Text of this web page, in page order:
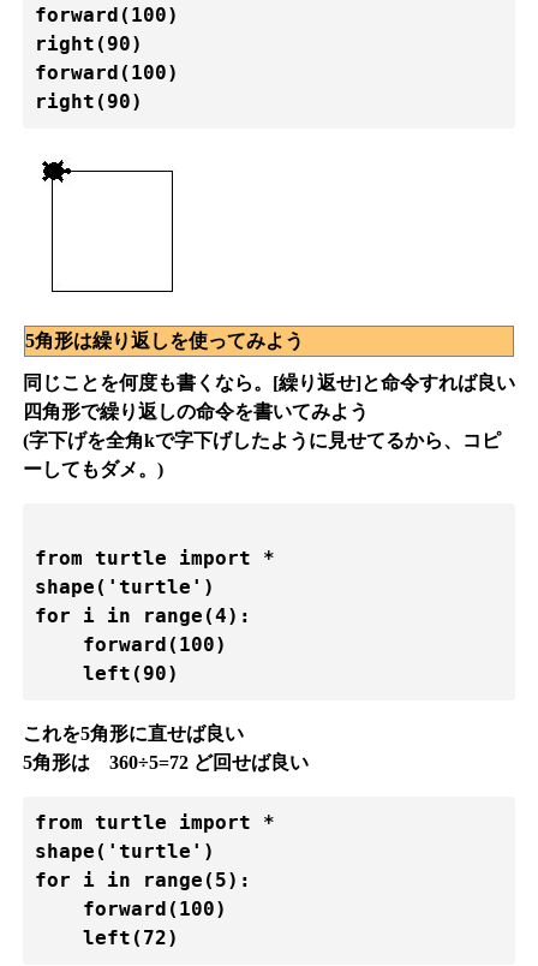
forward(100)
right(90)
forward(100)
5角形は繰り返しを使ってみよう
同じことを何度も書くなら。[繰り返せ]と命令すれば良い
四角形で繰り返しの命令を書いてみよう
(字下げを全角kで字下げしたように見せてるから、コピ
ーしてもダメ。)
from turtle import *
shape('turtle')
for i in range(4):
    forward(100)
これを5角形に直せば良い
5角形は 360÷5=72 ど回せば良い
from turtle import *
shape('turtle')
for i in range(5):
    forward(100)